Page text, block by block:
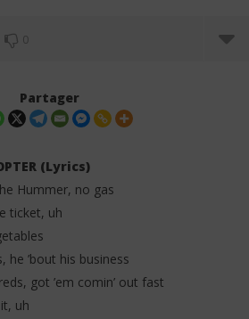
0
NOW VIEWING
Partager
(Lyrics)
Hummer, no gas
ticket, uh
he ’bout his business
got ’em comin’ out fast
uh